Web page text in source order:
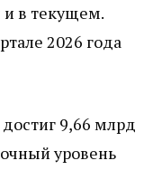
и в текущем.
2026 года
9,66 млрд
уровень